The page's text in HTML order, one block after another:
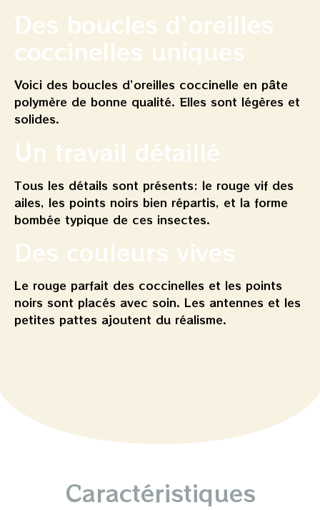
Des boucles d’oreilles
coccinelles uniques
Voici des boucles d’oreilles coccinelle en pâte
polymère de bonne qualité. Elles sont légères et
solides.
Un travail détaillé
Tous les détails sont présents: le rouge vif des
ailes, les points noirs bien répartis, et la forme
bombée typique de ces insectes.
Des couleurs vives
Le rouge parfait des coccinelles et les points
noirs sont placés avec soin. Les antennes et les
petites pattes ajoutent du réalisme.
Caractéristiques